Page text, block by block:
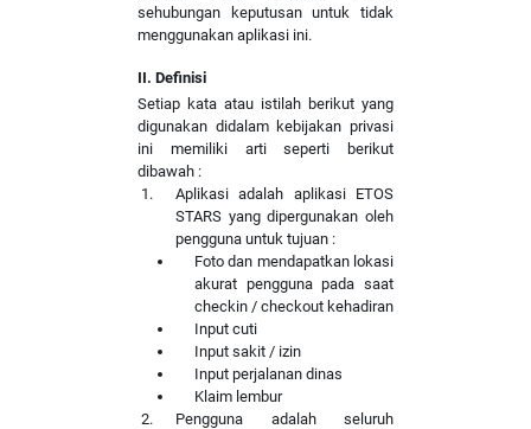
sehubungan keputusan untuk tidak
menggunakan aplikasi ini.
II. Definisi
Setiap kata atau istilah berikut yang
digunakan didalam kebijakan privasi
ini memiliki arti seperti berikut
dibawah :
Aplikasi adalah aplikasi ETOS
STARS yang dipergunakan oleh
pengguna untuk tujuan :
Foto dan mendapatkan lokasi
akurat pengguna pada saat
checkin / checkout kehadiran
Input cuti
Input sakit / izin
Input perjalanan dinas
Klaim lembur
Pengguna adalah seluruh